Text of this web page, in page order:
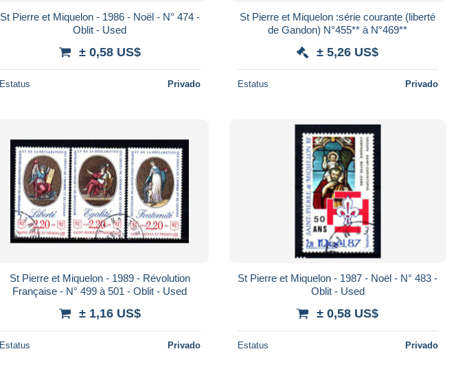
St Pierre et Miquelon - 1986 - Noël - N° 474 -
Oblit - Used
± 0,58 US$
Estatus Privado
St Pierre et Miquelon :série courante (liberté
de Gandon) N°455** à N°469**
± 5,26 US$
Estatus Privado
St Pierre et Miquelon - 1989 - Révolution
Française - N° 499 à 501 - Oblit - Used
± 1,16 US$
Estatus Privado
St Pierre et Miquelon - 1987 - Noël - N° 483 -
Oblit - Used
± 0,58 US$
Estatus Privado